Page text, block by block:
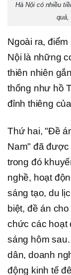
Hà Nội có nhiều
quả,
Ngoài ra,
Nội là những
thiên nhiên
thống như hồ
đỉnh thiêng
Thứ hai, "Đề
Nam" đã
trong đó
nghề, hoạt
sáng tạo, du
biệt, đề án
chức các hoạt
sáng hôm
dân, doanh
động kinh tế